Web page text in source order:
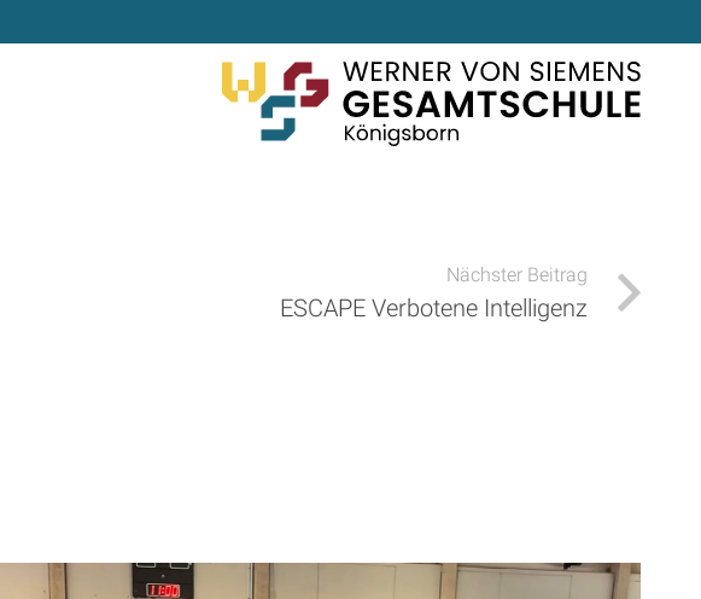
Nächster Beitrag
ESCAPE Verbotene Intelligenz